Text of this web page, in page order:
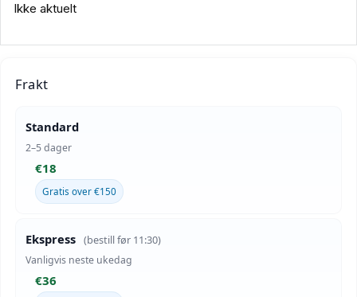
Ikke aktuelt
Frakt
Standard
2–5 dager
€18
Gratis over €150
Ekspress (bestill før 11:30)
Vanligvis neste ukedag
€36